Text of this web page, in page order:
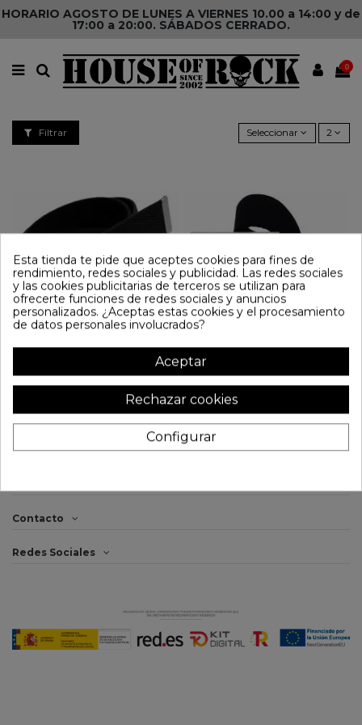
HORARIO AGOSTO DE LUNES A VIERNES 10.00 a 14:00 y de
17:00 a 20:00. SÁBADOS CERRADO.
0
Filtrar Seleccionar 2
19,95 €
Legal
Contacto
Redes Sociales
Esta tienda te pide que aceptes cookies para fines de
rendimiento, redes sociales y publicidad. Las redes sociales
y las cookies publicitarias de terceros se utilizan para
ofrecerte funciones de redes sociales y anuncios
personalizados. ¿Aceptas estas cookies y el procesamiento
de datos personales involucrados?
Aceptar
Rechazar cookies
Configurar